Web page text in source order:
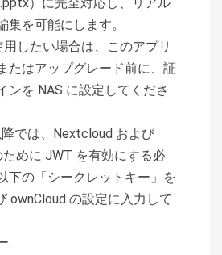
集を可能にします。
したい場合は、このアプリ
たはアップグレード前に、証
ンを NAS に設定してくださ
では、Nextcloud および
めに JWT を有効にする必
下の「シークレットキー」を
ownCloud の設定に入力して
: